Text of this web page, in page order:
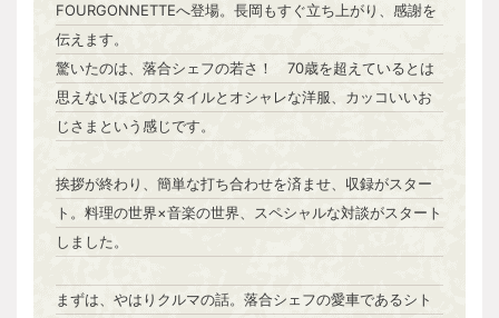
FOURGONNETTEへ登場。長岡もすぐ立ち上がり、感謝を
伝えます。
驚いたのは、落合シェフの若さ！ 70歳を超えているとは
思えないほどのスタイルとオシャレな洋服、カッコいいお
じさまという感じです。
挨拶が終わり、簡単な打ち合わせを済ませ、収録がスター
ト。料理の世界×音楽の世界、スペシャルな対談がスタート
しました。
まずは、やはりクルマの話。落合シェフの愛車であるシト